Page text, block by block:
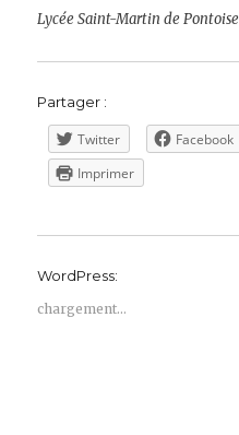
Lycée Saint-Martin de Pontoise
Partager :
Twitter Facebook
Imprimer
WordPress:
chargement…